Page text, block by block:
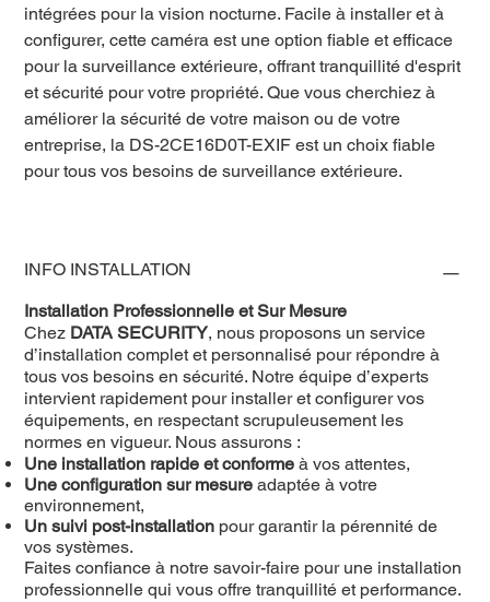
intégrées pour la vision nocturne. Facile à installer et à
configurer, cette caméra est une option fiable et efficace
pour la surveillance extérieure, offrant tranquillité d'esprit
et sécurité pour votre propriété. Que vous cherchiez à
améliorer la sécurité de votre maison ou de votre
entreprise, la DS-2CE16D0T-EXIF est un choix fiable
pour tous vos besoins de surveillance extérieure.
INFO INSTALLATION
Installation Professionnelle et Sur Mesure
Chez DATA SECURITY, nous proposons un service
d’installation complet et personnalisé pour répondre à
tous vos besoins en sécurité. Notre équipe d’experts
intervient rapidement pour installer et configurer vos
équipements, en respectant scrupuleusement les
normes en vigueur. Nous assurons :
Une installation rapide et conforme à vos attentes,
Une configuration sur mesure adaptée à votre
environnement,
Un suivi post-installation pour garantir la pérennité de
vos systèmes.
Faites confiance à notre savoir-faire pour une installation
professionnelle qui vous offre tranquillité et performance.